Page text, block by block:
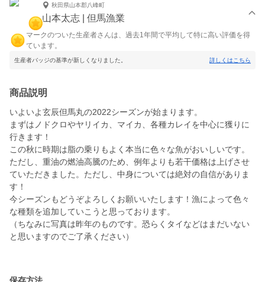
秋田県山本郡八峰町
山本太志 | 但馬漁業
マークのついた生産者さんは、過去1年間で平均して特に高い評価を得
ています。
生産者バッジの基準が新しくなりました。 詳しくはこちら
商品説明
いよいよ玄辰但馬丸の2022シーズンが始まります。
まずはノドクロやヤリイカ、マイカ、各種カレイを中心に獲りに
行きます！
この秋に時期は脂の乗りもよく本当に色々な魚がおいしいです。
ただし、重油の燃油高騰のため、例年よりも若干価格は上げさせ
ていただきました。ただし、中身については絶対の自信がありま
す！
今シーズンもどうぞよろしくお願いいたします！漁によって色々
な種類を追加していこうと思っております。
（ちなみに写真は昨年のものです。恐らくタイなどはまだいない
と思いますのでご了承ください）